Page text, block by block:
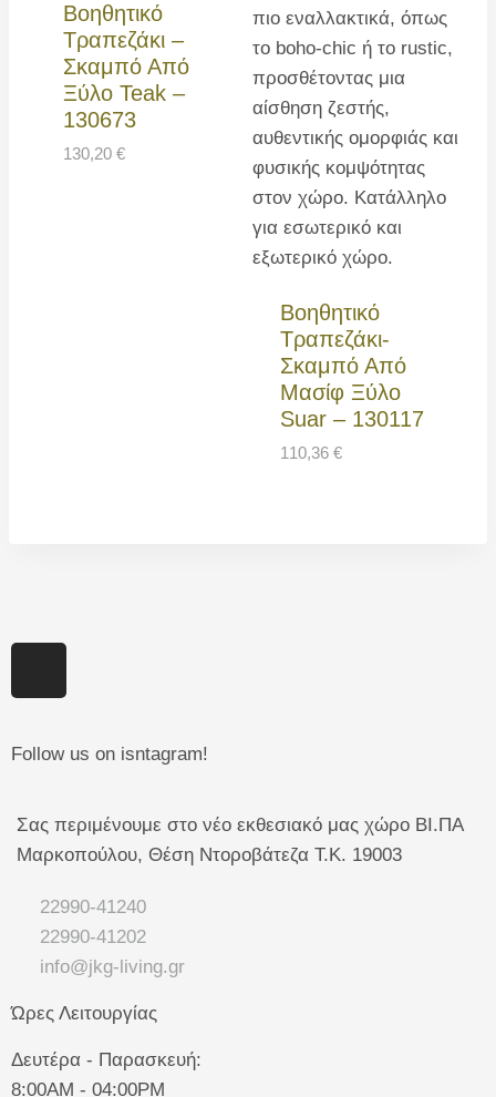
Βοηθητικό
Τραπεζάκι –
Σκαμπό Από
Ξύλο Teak –
130673
130,20 €
Βοηθητικό
Τραπεζάκι-
Σκαμπό Από
Μασίφ Ξύλο
Suar – 130117
110,36 €
Follow us on isntagram!
Σας περιμένουμε στο νέο εκθεσιακό μας χώρο ΒΙ.ΠΑ
Μαρκοπούλου, Θέση Ντοροβάτεζα Τ.Κ. 19003
22990-41240
22990-41202
info@jkg-living.gr
Ώρες Λειτουργίας
Δευτέρα - Παρασκευή:
8:00AM - 04:00PM